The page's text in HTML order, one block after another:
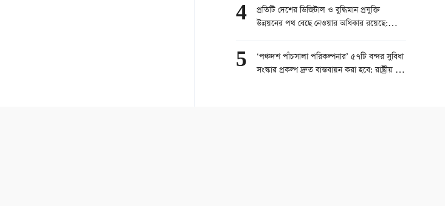
4
প্রতিটি দেশের ডিজিটাল ও বুদ্ধিমান প্রযুক্তি
উন্নয়নের পথ বেছে নেওয়ার অধিকার রয়েছে:
5
‘পঞ্চদশ পাঁচসালা পরিকল্পনার’ ৫৭টি বন্দর সুবিধা
সংস্কার প্রকল্প দ্রুত বাস্তবায়ন করা হবে: রাষ্ট্রীয় শুল্ক